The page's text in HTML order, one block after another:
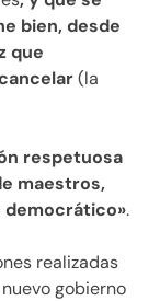
bien, desde
que
(la
respetuosa
maestros,
democrático».
realizadas
gobierno